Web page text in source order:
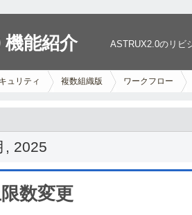
機能紹介 ASTRUX2.0のリビ
ュリティ 複数組織版 ワークフロー
, 2025
数変更